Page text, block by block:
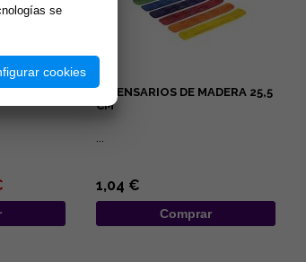
INCENSARIOS DE MADERA 25,5
CM
...
1,04 €
Comprar
se
cookies